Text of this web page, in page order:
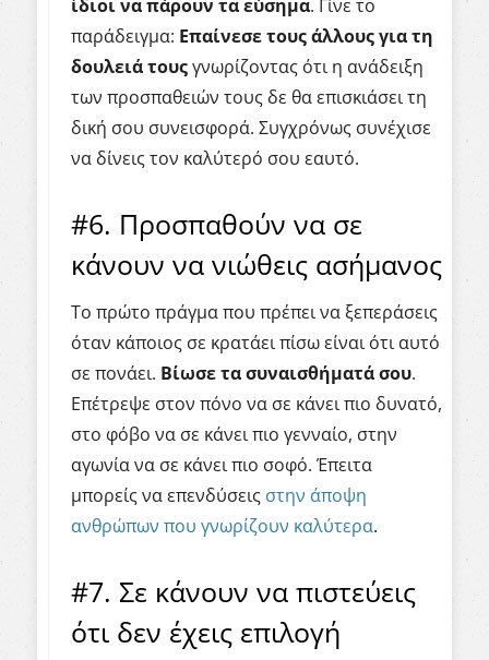
ίδιοι να πάρουν τα εύσημα. Γίνε το
παράδειγμα: Επαίνεσε τους άλλους για τη
δουλειά τουςγνωρίζοντας ότι η ανάδειξη
των προσπαθειών τους δε θα επισκιάσει τη
δική σου συνεισφορά. Συγχρόνως συνέχισε
να δίνεις τον καλύτερό σου εαυτό.
#6. Προσπαθούν να σε
κάνουν να νιώθεις ασήμανος
Το πρώτο πράγμα που πρέπει να ξεπεράσεις
όταν κάποιος σε κρατάει πίσω είναι ότι αυτό
σε πονάει. Βίωσε τα συναισθήματά σου.
Επέτρεψε στον πόνο να σε κάνει πιο δυνατό,
στο φόβο να σε κάνει πιο γενναίο, στην
αγωνία να σε κάνει πιο σοφό. Έπειτα
μπορείς να επενδύσεις στην άποψη
ανθρώπων που γνωρίζουν καλύτερα.
#7. Σε κάνουν να πιστεύεις
ότι δεν έχεις επιλογή